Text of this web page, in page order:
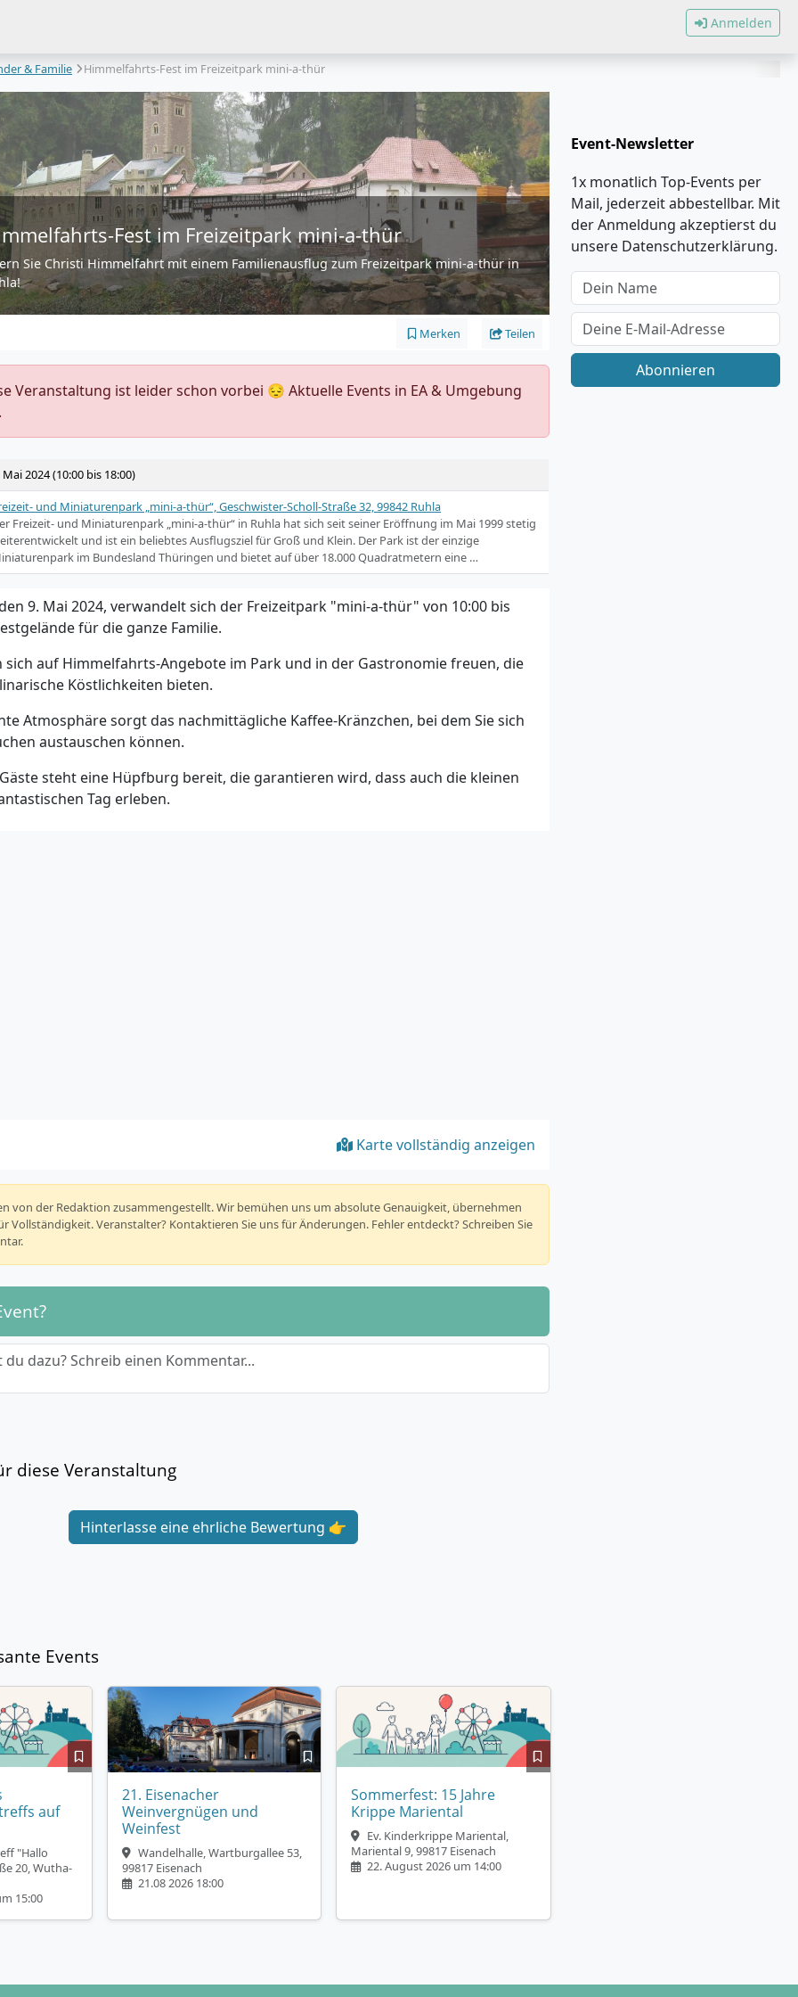
Anmelden
& Familie Himmelfahrts-Fest im Freizeitpark mini-a-thür
Fest im Freizeitpark mini-a-thür
Sie Christi Himmelfahrt mit einem Familienausflug zum Freizeitpark mini-a-thür in
Merken Teilen
Veranstaltung ist leider schon vorbei 😔 Aktuelle Events in EA & Umgebung
.
Mai 2024 (10:00 bis 18:00)
und Miniaturenpark „mini-a-thür“, Geschwister-Scholl-Straße 32, 99842 Ruhla
Freizeit- und Miniaturenpark „mini-a-thür“ in Ruhla hat sich seit seiner Eröffnung im Mai 1999 stetig
und ist ein beliebtes Ausflugsziel für Groß und Klein​. Der Park ist der einzige
im Bundesland Thüringen und bietet auf über 18.000 Quadratmetern eine …
9. Mai 2024, verwandelt sich der Freizeitpark "mini-a-thür" von 10:00 bis
für die ganze Familie.
sich auf Himmelfahrts-Angebote im Park und in der Gastronomie freuen, die
Köstlichkeiten bieten.
Atmosphäre sorgt das nachmittägliche Kaffee-Kränzchen, bei dem Sie sich
austauschen können.
steht eine Hüpfburg bereit, die garantieren wird, dass auch die kleinen
Tag erleben.
Karte vollständig anzeigen
von der Redaktion zusammengestellt. Wir bemühen uns um absolute Genauigkeit, übernehmen
Vollständigkeit. Veranstalter? Kontaktieren Sie uns für Änderungen. Fehler entdeckt? Schreiben Sie
du dazu? Schreib einen Kommentar...
diese Veranstaltung
Hinterlasse eine ehrliche Bewertung 👉
Event-Newsletter
1x monatlich Top-Events per
Mail, jederzeit abbestellbar. Mit
der Anmeldung akzeptierst du
unsere Datenschutzerklärung.
Abonnieren
Events
auf
"Hallo
20, Wutha-
15:00
21. Eisenacher
Weinvergnügen und
Weinfest
Wandelhalle, Wartburgallee 53,
99817 Eisenach
21.08 2026 18:00
Sommerfest: 15 Jahre
Krippe Mariental
Ev. Kinderkrippe Mariental,
Mariental 9, 99817 Eisenach
22. August 2026 um 14:00